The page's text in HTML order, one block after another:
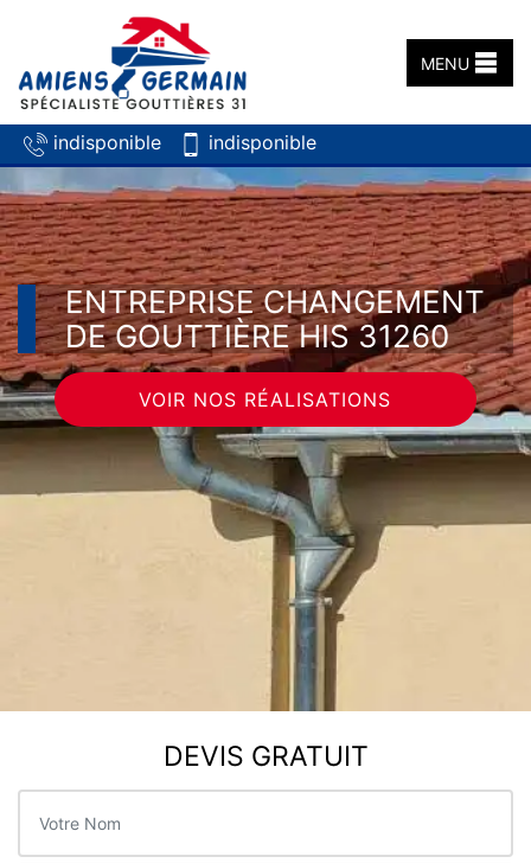
indisponible indisponible
MENU
ENTREPRISE CHANGEMENT
DE GOUTTIÈRE HIS 31260
VOIR NOS RÉALISATIONS
DEVIS GRATUIT